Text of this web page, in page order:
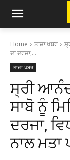
Home ਤਾਜ਼ਾ ਖਬਰ
ਦਾ ਦਰਜਾ,...
ਤਾਜ਼ਾ ਖਬਰ
ਸ੍ਰੀ
ਸਾਬੋ ਨੂੰ
ਦਰਜਾ,
ਨਾਲ ਮਤਾ